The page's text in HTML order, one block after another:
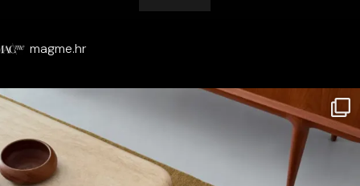
magme.hr